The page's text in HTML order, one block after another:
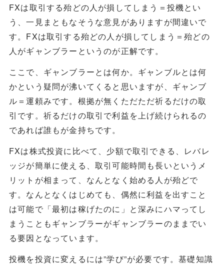
FXは取引する殆どの人が損してしまう＝投機とい
う、一見まともなそうな意見がありますが間違いで
す。FXは取引する殆どの人が損してしまう＝殆どの
人がギャンブラーというのが正解です。
ここで、ギャンブラーとは何か。ギャンブルとは何
かという疑問が沸いてくると思いますが、ギャンブ
ル＝運頼みです。根拠が無くただただ祈るだけの取
引です。祈るだけの取引で利益を上げ続けられるの
であれば誰もが金持ちです。
FXは株式投資に比べて、少額で取引できる、レバレ
ッジが簡単に使える、取引可能時間も長いというメ
リットが相まって、なんとなく始める人が殆どで
す。なんとなくはじめても、偶然に利益を出すこと
は可能で「最初は稼げたのに」と深みにハマってし
まうこともギャンブラーがギャンブラーのままでい
る要因となっています。
投機を投資に変えるには”学び”が必要です。基礎知識